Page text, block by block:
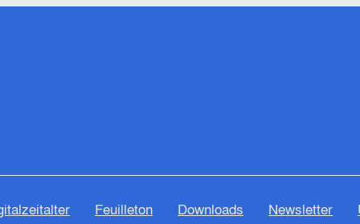
Feuilleton Downloads Newsletter